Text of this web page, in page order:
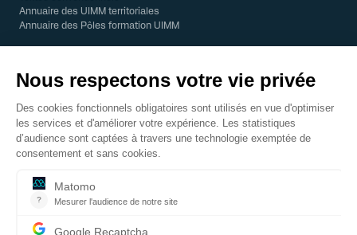
Annuaire des UIMM territoriales
Annuaire des Pôles formation UIMM
CHOISIR LES MÉTIERS DE L'INDUSTRIE
Se former dans l'industrie
Rejoindre l'industrie
Annuaire des Pôles formation UIMM
ACCOMPAGNER LES TRANSFORMATION
Compétences